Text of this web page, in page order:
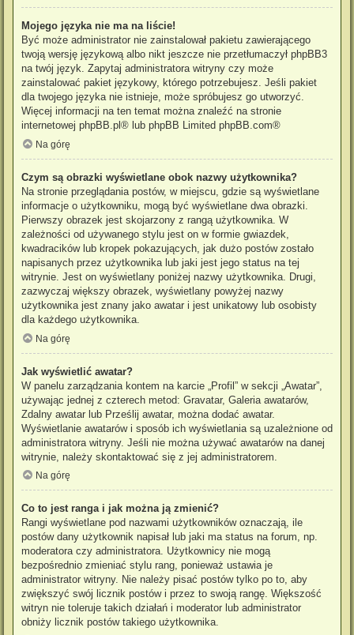
Mojego języka nie ma na liście!
Być może administrator nie zainstalował pakietu zawierającego
twoją wersję językową albo nikt jeszcze nie przetłumaczył phpBB3
na twój język. Zapytaj administratora witryny czy może
zainstalować pakiet językowy, którego potrzebujesz. Jeśli pakiet
dla twojego języka nie istnieje, może spróbujesz go utworzyć.
Więcej informacji na ten temat można znaleźć na stronie
internetowej phpBB.pl ® lub phpBB Limited phpBB.com®
Na górę
Czym są obrazki wyświetlane obok nazwy użytkownika?
Na stronie przeglądania postów, w miejscu, gdzie są wyświetlane
informacje o użytkowniku, mogą być wyświetlane dwa obrazki.
Pierwszy obrazek jest skojarzony z rangą użytkownika. W
zależności od używanego stylu jest on w formie gwiazdek,
kwadracików lub kropek pokazujących, jak dużo postów zostało
napisanych przez użytkownika lub jaki jest jego status na tej
witrynie. Jest on wyświetlany poniżej nazwy użytkownika. Drugi,
zazwyczaj większy obrazek, wyświetlany powyżej nazwy
użytkownika jest znany jako awatar i jest unikatowy lub osobisty
dla każdego użytkownika.
Na górę
Jak wyświetlić awatar?
W panelu zarządzania kontem na karcie „Profil” w sekcji „Awatar”,
używając jednej z czterech metod: Gravatar, Galeria awatarów,
Zdalny awatar lub Prześlij awatar, można dodać awatar.
Wyświetlanie awatarów i sposób ich wyświetlania są uzależnione od
administratora witryny. Jeśli nie można używać awatarów na danej
witrynie, należy skontaktować się z jej administratorem.
Na górę
Co to jest ranga i jak można ją zmienić?
Rangi wyświetlane pod nazwami użytkowników oznaczają, ile
postów dany użytkownik napisał lub jaki ma status na forum, np.
moderatora czy administratora. Użytkownicy nie mogą
bezpośrednio zmieniać stylu rang, ponieważ ustawia je
administrator witryny. Nie należy pisać postów tylko po to, aby
zwiększyć swój licznik postów i przez to swoją rangę. Większość
witryn nie toleruje takich działań i moderator lub administrator
obniży licznik postów takiego użytkownika.